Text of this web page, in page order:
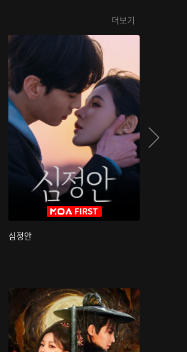
더보기
심정안